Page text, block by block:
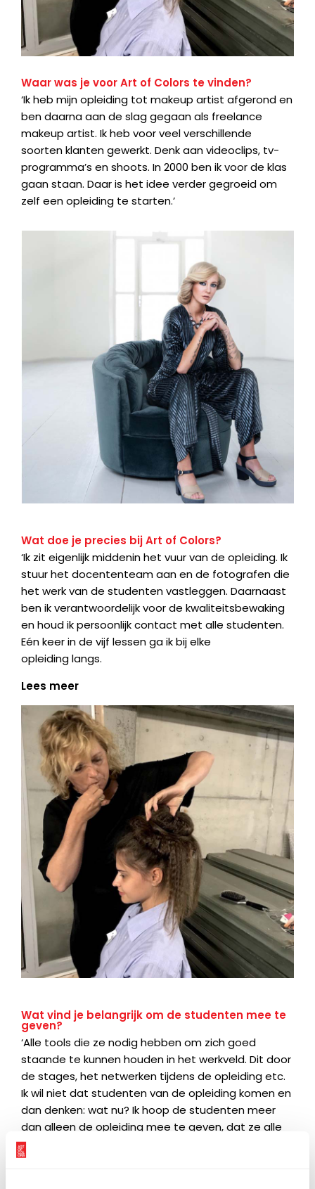
Waar was je voor Art of Colors te vinden?
‘Ik heb mijn opleiding tot makeup artist afgerond en
ben daarna aan de slag gegaan als freelance
makeup artist. Ik heb voor veel verschillende
soorten klanten gewerkt. Denk aan videoclips, tv-
programma’s en shoots. In 2000 ben ik voor de klas
gaan staan. Daar is het idee verder gegroeid om
zelf een opleiding te starten.’
Wat doe je precies bij Art of Colors?
‘Ik zit eigenlijk middenin het vuur van de opleiding. Ik
stuur het docententeam aan en de fotografen die
het werk van de studenten vastleggen. Daarnaast
ben ik verantwoordelijk voor de kwaliteitsbewaking
en houd ik persoonlijk contact met alle studenten.
Eén keer in de vijf lessen ga ik bij elke
opleiding langs.
Lees meer
Wat vind je belangrijk om de studenten mee te
geven?
‘Alle tools die ze nodig hebben om zich goed
staande te kunnen houden in het werkveld. Dit door
de stages, het netwerken tijdens de opleiding etc.
Ik wil niet dat studenten van de opleiding komen en
dan denken: wat nu? Ik hoop de studenten meer
dan alleen de opleiding mee te geven, dat ze alle
ins en outs van de make-upwereld hebben
meegekregen. Wij willen geen Art of Colors-